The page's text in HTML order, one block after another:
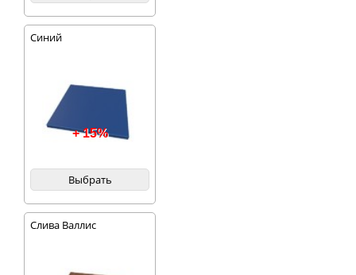
Синий
+ 15%
Выбрать
Слива Валлис